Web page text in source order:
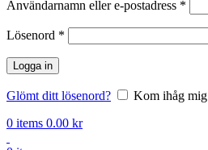
Användarnamn eller e-postadress *
Lösenord *
Logga in
Glömt ditt lösenord?
Kom ihåg mig
0 items 0.00 kr